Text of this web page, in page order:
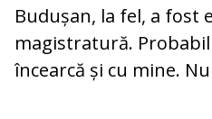
Budușan, la fel, a fost
magistratură.
încearcă și cu mine.